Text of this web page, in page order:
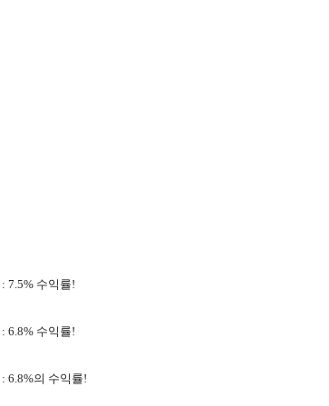
: 7.5% 수익률!
: 6.8% 수익률!
: 6.8%의 수익률!